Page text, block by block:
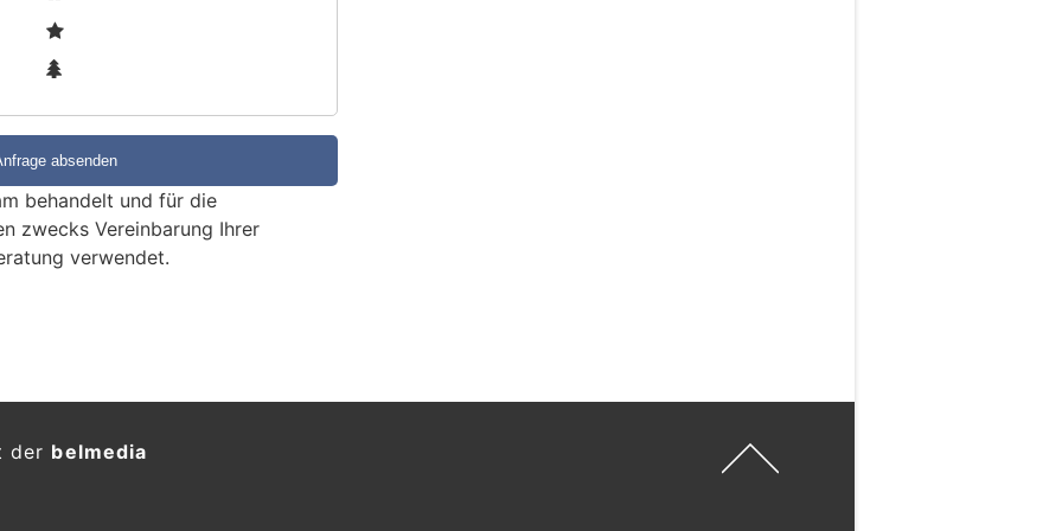
behandelt und für die
zwecks Vereinbarung Ihrer
verwendet.
ins Spital gebracht